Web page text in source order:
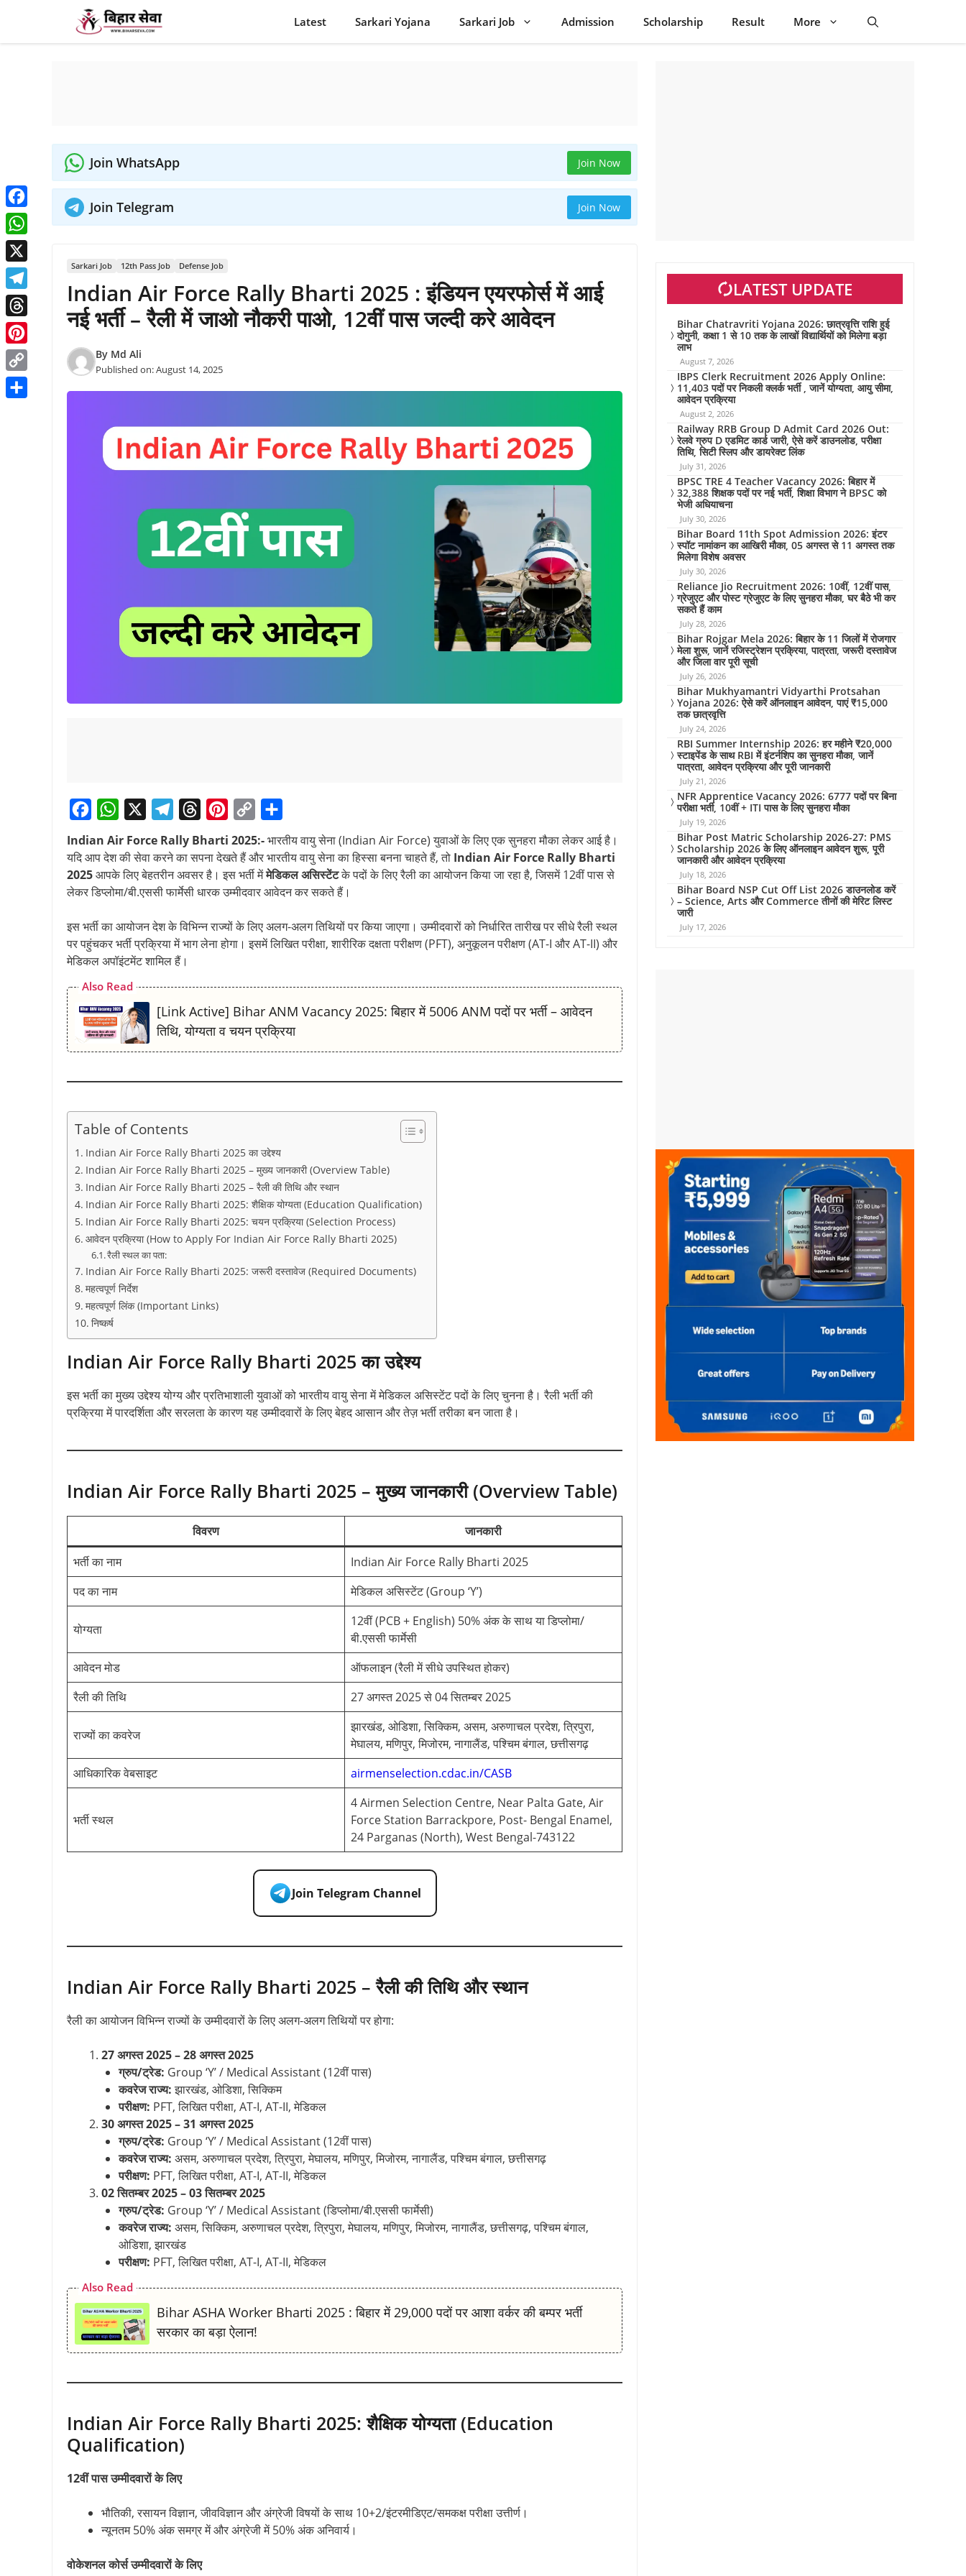
content
Latest Sarkari Yojana Sarkari Job Admission Scholarship Result More
Join WhatsApp Join Now
Join Telegram Join Now
Sarkari Job 12th Pass Job Defense Job
Indian Air Force Rally Bharti 2025 : इंडियन एयरफोर्स में आई
नई भर्ती – रैली में जाओ नौकरी पाओ, 12वीं पास जल्दी करे आवेदन
By Md Ali
Published on:August 14, 2025
a
c
e
o
o
h
a
t
s
A
p
p
e
l
e
g
r
a
h
r
e
a
d
s
i
n
t
r
t
o
p
y
L
i
h
a
r
Indian Air Force Rally Bharti 2025:-भारतीय वायु सेना (Indian Air Force) युवाओं के लिए एक सुनहरा मौका लेकर आई है।
यदि आप देश की सेवा करने का सपना देखते हैं और भारतीय वायु सेना का हिस्सा बनना चाहते हैं, तो Indian Air Force Rally Bharti
2025आपके लिए बेहतरीन अवसर है। इस भर्ती मेंमेडिकल असिस्टेंटके पदों के लिए रैली का आयोजन किया जा रहा है, जिसमें 12वीं पास से
लेकर डिप्लोमा/बी.एससी फार्मेसी धारक उम्मीदवार आवेदन कर सकते हैं।
इस भर्ती का आयोजन देश के विभिन्न राज्यों के लिए अलग-अलग तिथियों पर किया जाएगा। उम्मीदवारों को निर्धारित तारीख पर सीधे रैली स्थल
पर पहुंचकर भर्ती प्रक्रिया में भाग लेना होगा। इसमें लिखित परीक्षा, शारीरिक दक्षता परीक्षण (PFT), अनुकूलन परीक्षण (AT-I और AT-II) और
मेडिकल अपॉइंटमेंट शामिल हैं।
Also Read
[Link Active] Bihar ANM Vacancy 2025: बिहार में 5006 ANM पदों पर भर्ती – आवेदन
तिथि, योग्यता व चयन प्रक्रिया
Table of Contents
Indian Air Force Rally Bharti 2025 का उद्देश्य
Indian Air Force Rally Bharti 2025 – मुख्य जानकारी (Overview Table)
Indian Air Force Rally Bharti 2025 – रैली की तिथि और स्थान
Indian Air Force Rally Bharti 2025: शैक्षिक योग्यता (Education Qualification)
Indian Air Force Rally Bharti 2025: चयन प्रक्रिया (Selection Process)
आवेदन प्रक्रिया (How to Apply For Indian Air Force Rally Bharti 2025)
रैली स्थल का पता:
Indian Air Force Rally Bharti 2025: जरूरी दस्तावेज (Required Documents)
महत्वपूर्ण निर्देश
महत्वपूर्ण लिंक (Important Links)
निष्कर्ष
Indian Air Force Rally Bharti 2025 का उद्देश्य
इस भर्ती का मुख्य उद्देश्य योग्य और प्रतिभाशाली युवाओं को भारतीय वायु सेना में मेडिकल असिस्टेंट पदों के लिए चुनना है। रैली भर्ती की
प्रक्रिया में पारदर्शिता और सरलता के कारण यह उम्मीदवारों के लिए बेहद आसान और तेज़ भर्ती तरीका बन जाता है।
Indian Air Force Rally Bharti 2025 – मुख्य जानकारी (Overview Table)
विवरण
जानकारी
भर्ती का नाम
Indian Air Force Rally Bharti 2025
पद का नाम
मेडिकल असिस्टेंट (Group ‘Y’)
योग्यता
12वीं (PCB + English) 50% अंक के साथ या डिप्लोमा/
बी.एससी फार्मेसी
आवेदन मोड
ऑफलाइन (रैली में सीधे उपस्थित होकर)
रैली की तिथि
27 अगस्त 2025 से 04 सितम्बर 2025
राज्यों का कवरेज
झारखंड, ओडिशा, सिक्किम, असम, अरुणाचल प्रदेश, त्रिपुरा,
मेघालय, मणिपुर, मिजोरम, नागालैंड, पश्चिम बंगाल, छत्तीसगढ़
आधिकारिक वेबसाइट
airmenselection.cdac.in/CASB
भर्ती स्थल
4 Airmen Selection Centre, Near Palta Gate, Air
Force Station Barrackpore, Post- Bengal Enamel,
24 Parganas (North), West Bengal-743122
Join Telegram Channel
Indian Air Force Rally Bharti 2025 – रैली की तिथि और स्थान
रैली का आयोजन विभिन्न राज्यों के उम्मीदवारों के लिए अलग-अलग तिथियों पर होगा:
27 अगस्त 2025 – 28 अगस्त 2025
ग्रुप/ट्रेड: Group ‘Y’ / Medical Assistant (12वीं पास)
कवरेज राज्य:झारखंड, ओडिशा, सिक्किम
परीक्षण: PFT, लिखित परीक्षा, AT-I, AT-II, मेडिकल
30 अगस्त 2025 – 31 अगस्त 2025
ग्रुप/ट्रेड: Group ‘Y’ / Medical Assistant (12वीं पास)
कवरेज राज्य: असम, अरुणाचल प्रदेश, त्रिपुरा, मेघालय, मणिपुर, मिजोरम, नागालैंड, पश्चिम बंगाल, छत्तीसगढ़
परीक्षण: PFT, लिखित परीक्षा, AT-I, AT-II, मेडिकल
02 सितम्बर 2025 – 03 सितम्बर 2025
ग्रुप/ट्रेड: Group ‘Y’ / Medical Assistant (डिप्लोमा/बी.एससी फार्मेसी)
कवरेज राज्य: असम, सिक्किम, अरुणाचल प्रदेश, त्रिपुरा, मेघालय, मणिपुर, मिजोरम, नागालैंड, छत्तीसगढ़, पश्चिम बंगाल,
ओडिशा, झारखंड
परीक्षण: PFT, लिखित परीक्षा, AT-I, AT-II, मेडिकल
Also Read
Bihar ASHA Worker Bharti 2025 : बिहार में 29,000 पदों पर आशा वर्कर की बम्पर भर्ती
सरकार का बड़ा ऐलान!
Indian Air Force Rally Bharti 2025: शैक्षिक योग्यता (Education
Qualification)
12वीं पास उम्मीदवारों के लिए
भौतिकी, रसायन विज्ञान, जीवविज्ञान और अंग्रेजी विषयों के साथ 10+2/इंटरमीडिएट/समकक्ष परीक्षा उत्तीर्ण।
न्यूनतम 50% अंक समग्र में और अंग्रेजी में 50% अंक अनिवार्य।
वोकेशनल कोर्स उम्मीदवारों के लिए
LATEST UPDATE
Bihar Chatravriti Yojana 2026: छात्रवृत्ति राशि हुई
दोगुनी, कक्षा 1 से 10 तक के लाखों विद्यार्थियों को मिलेगा बड़ा
लाभ
August 7, 2026
IBPS Clerk Recruitment 2026 Apply Online:
11,403 पदों पर निकली क्लर्क भर्ती , जानें योग्यता, आयु सीमा,
आवेदन प्रक्रिया
August 2, 2026
Railway RRB Group D Admit Card 2026 Out:
रेलवे ग्रुप D एडमिट कार्ड जारी, ऐसे करें डाउनलोड, परीक्षा
तिथि, सिटी स्लिप और डायरेक्ट लिंक
July 31, 2026
BPSC TRE 4 Teacher Vacancy 2026: बिहार में
32,388 शिक्षक पदों पर नई भर्ती, शिक्षा विभाग ने BPSC को
भेजी अधियाचना
July 30, 2026
Bihar Board 11th Spot Admission 2026: इंटर
स्पॉट नामांकन का आखिरी मौका, 05 अगस्त से 11 अगस्त तक
मिलेगा विशेष अवसर
July 30, 2026
Reliance Jio Recruitment 2026: 10वीं, 12वीं पास,
ग्रेजुएट और पोस्ट ग्रेजुएट के लिए सुनहरा मौका, घर बैठे भी कर
सकते हैं काम
July 28, 2026
Bihar Rojgar Mela 2026: बिहार के 11 जिलों में रोजगार
मेला शुरू, जानें रजिस्ट्रेशन प्रक्रिया, पात्रता, जरूरी दस्तावेज
और जिला वार पूरी सूची
July 26, 2026
Bihar Mukhyamantri Vidyarthi Protsahan
Yojana 2026: ऐसे करें ऑनलाइन आवेदन, पाएं ₹15,000
तक छात्रवृत्ति
July 24, 2026
RBI Summer Internship 2026: हर महीने ₹20,000
स्टाइपेंड के साथ RBI में इंटर्नशिप का सुनहरा मौका, जानें
पात्रता, आवेदन प्रक्रिया और पूरी जानकारी
July 21, 2026
NFR Apprentice Vacancy 2026: 6777 पदों पर बिना
परीक्षा भर्ती, 10वीं + ITI पास के लिए सुनहरा मौका
July 19, 2026
Bihar Post Matric Scholarship 2026-27: PMS
Scholarship 2026 के लिए ऑनलाइन आवेदन शुरू, पूरी
जानकारी और आवेदन प्रक्रिया
July 18, 2026
Bihar Board NSP Cut Off List 2026 डाउनलोड करें
– Science, Arts और Commerce तीनों की मेरिट लिस्ट
जारी
July 17, 2026
Facebook
WhatsApp
X
Telegram
Threads
Pinterest
Copy
Link